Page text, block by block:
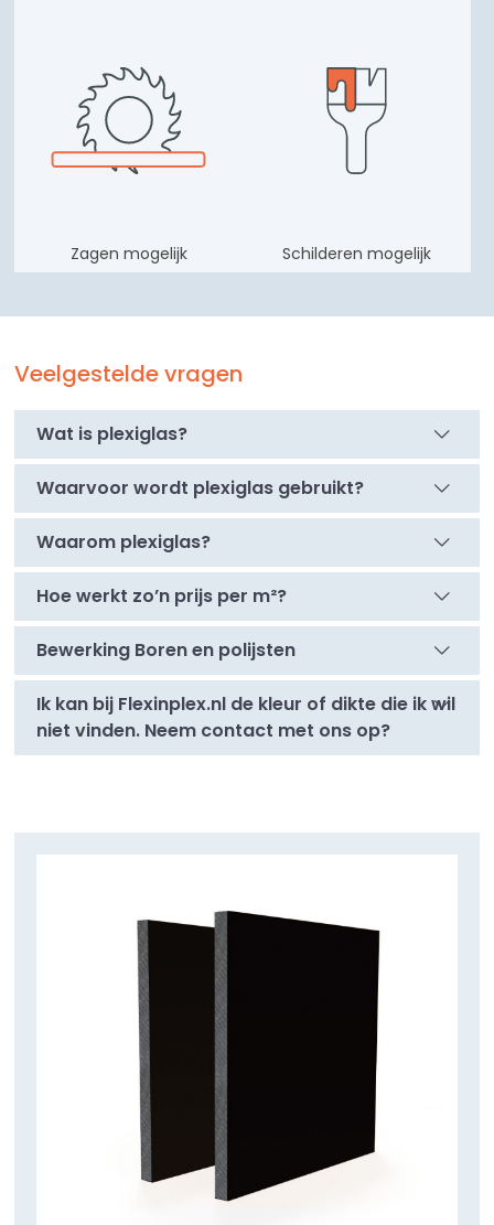
Zagen mogelijk Schilderen mogelijk
Veelgestelde vragen
Wat is plexiglas?
Waarvoor wordt plexiglas gebruikt?
Waarom plexiglas?
Hoe werkt zo’n prijs per m²?
Bewerking Boren en polijsten
Ik kan bij Flexinplex.nl de kleur of dikte die ik wil
niet vinden. Neem contact met ons op?